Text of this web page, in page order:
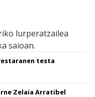
lurperatzailea
saioan.
testa
Zelaia Arratibel